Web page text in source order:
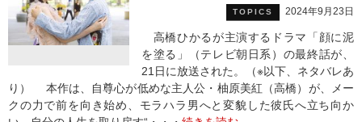
TOPICS 2024年9月23日
高橋ひかるが主演するドラマ「顔に泥
を塗る」（テレビ朝日系）の最終話が、
21日に放送された。（※以下、ネタバレあ
り） 本作は、自尊心が低めな主人公・柚原美紅（高橋）が、メー
クの力で前を向き始め、モラハラ男へと変貌した彼氏へ立ち向か